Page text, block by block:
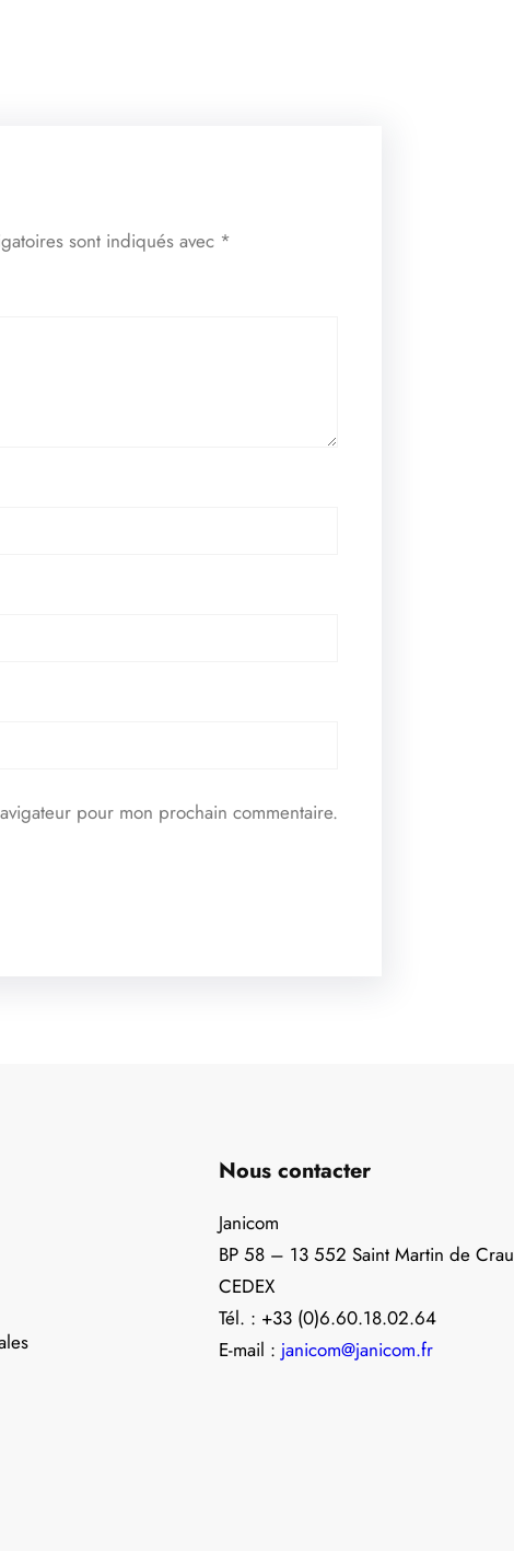
sont indiqués avec *
pour mon prochain commentaire.
Nous contacter
Janicom
BP 58 – 13 552 Saint Martin de Crau
CEDEX
Tél. : +33 (0)6.60.18.02.64
E-mail : janicom@janicom.fr